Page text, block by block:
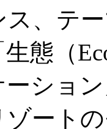
、テ
態（
ーショ
ゾート